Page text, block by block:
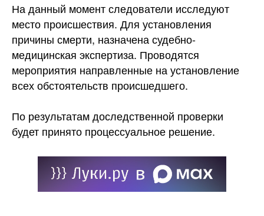
На данный момент следователи исследуют
место происшествия. Для установления
причины смерти, назначена судебно-
медицинская экспертиза. Проводятся
мероприятия направленные на установление
всех обстоятельств происшедшего.
По результатам доследственной проверки
будет принято процессуальное решение.